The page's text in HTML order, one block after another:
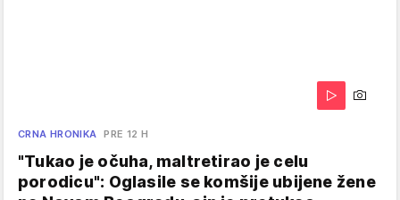
CRNA HRONIKA PRE 12 H
"Tukao je očuha, maltretirao je celu
porodicu": Oglasile se komšije ubijene žene